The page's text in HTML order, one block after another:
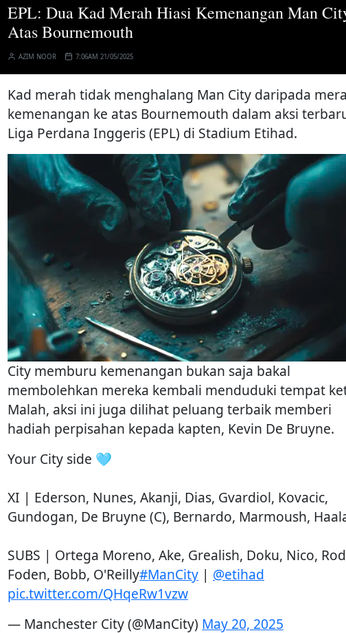
EPL: Dua Kad Merah Hiasi Kemenangan Man
Atas Bournemouth
AZIM NOOR 7:06AM 21/05/2025
Kad merah tidak menghalang Man City daripada
kemenangan ke atas Bournemouth dalam aksi
Liga Perdana Inggeris (EPL) di Stadium Etihad.
City memburu kemenangan bukan saja bakal
membolehkan mereka kembali menduduki tempat
Malah, aksi ini juga dilihat peluang terbaik memberi
hadiah perpisahan kepada kapten, Kevin De Bruyne.
Your City side 🩵
XI | Ederson, Nunes, Akanji, Dias, Gvardiol, Kovacic,
Gundogan, De Bruyne (C), Bernardo, Marmoush,
SUBS | Ortega Moreno, Ake, Grealish, Doku, Nico,
Foden, Bobb, O'Reilly#ManCity | @etihad
pic.twitter.com/QHqeRw1vzw
— Manchester City (@ManCity) May 20, 2025